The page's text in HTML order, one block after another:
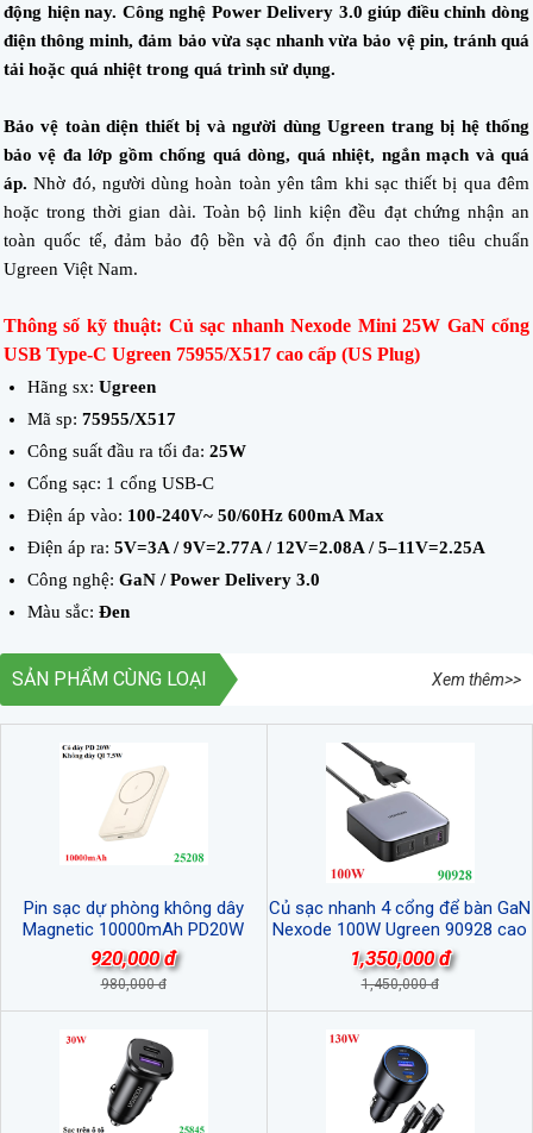
động hiện nay. Công nghệ Power Delivery 3.0 giúp điều chỉnh dòng
điện thông minh, đảm bảo vừa sạc nhanh vừa bảo vệ pin, tránh quá
tải hoặc quá nhiệt trong quá trình sử dụng.
Bảo vệ toàn diện thiết bị và người dùng Ugreen trang bị hệ thống
bảo vệ đa lớp gồm chống quá dòng, quá nhiệt, ngắn mạch và quá
áp. Nhờ đó, người dùng hoàn toàn yên tâm khi sạc thiết bị qua đêm
hoặc trong thời gian dài. Toàn bộ linh kiện đều đạt chứng nhận an
toàn quốc tế, đảm bảo độ bền và độ ổn định cao theo tiêu chuẩn
Ugreen Việt Nam.
Thông số kỹ thuật: Củ sạc nhanh Nexode Mini 25W GaN cổng
USB Type-C Ugreen 75955/X517 cao cấp (US Plug)
Hãng sx: Ugreen
Mã sp: 75955/X517
Công suất đầu ra tối đa: 25W
Cổng sạc: 1 cổng USB-C
Điện áp vào: 100-240V~ 50/60Hz 600mA Max
Điện áp ra: 5V=3A / 9V=2.77A / 12V=2.08A / 5–11V=2.25A
Công nghệ: GaN / Power Delivery 3.0
Màu sắc: Đen
Xem thêm>>
SẢN PHẨM CÙNG LOẠI
Pin sạc dự phòng không dây
Magnetic 10000mAh PD20W
Magsafe Qi 7.5W Ugreen 25208
cao cấp
920,000 đ
980,000 đ
Củ sạc nhanh 4 cổng để bàn GaN
Nexode 100W Ugreen 90928 cao
cấp (EU Plug)
1,350,000 đ
1,450,000 đ